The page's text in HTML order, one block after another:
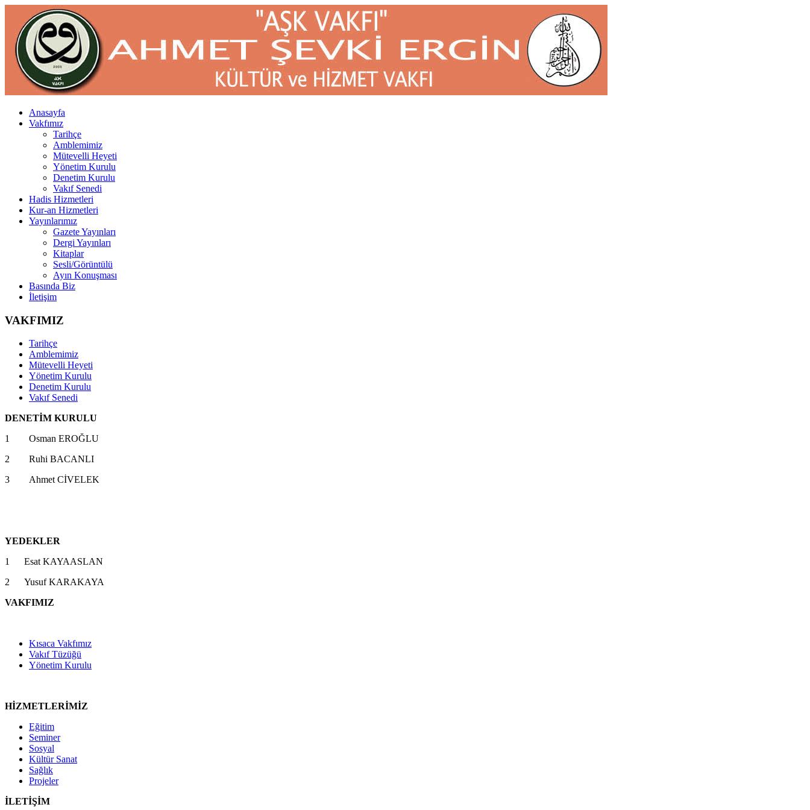
Anasayfa
Vakfımız
Tarihçe
Amblemimiz
Mütevelli Heyeti
Yönetim Kurulu
Denetim Kurulu
Vakıf Senedi
Hadis Hizmetleri
Kur-an Hizmetleri
Yayınlarımız
Gazete Yayınları
Dergi Yayınları
Kitaplar
Sesli/Görüntülü
Ayın Konuşması
Basında Biz
İletişim
VAKFIMIZ
Tarihçe
Amblemimiz
Mütevelli Heyeti
Yönetim Kurulu
Denetim Kurulu
Vakıf Senedi
DENETİM KURULU
1 Osman EROĞLU
2 Ruhi BACANLI
3 Ahmet CİVELEK
YEDEKLER
1 Esat KAYAASLAN
2 Yusuf KARAKAYA
VAKFIMIZ
Kısaca Vakfımız
Vakıf Tüzüğü
Yönetim Kurulu
HİZMETLERİMİZ
Eğitim
Seminer
Sosyal
Kültür Sanat
Sağlık
Projeler
İLETİŞİM